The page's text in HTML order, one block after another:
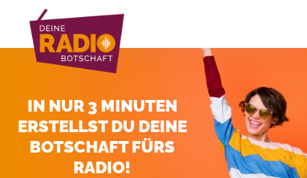
IN NUR 3 MINUTEN
ERSTELLST DU DEINE
BOTSCHAFT FÜRS
RADIO!